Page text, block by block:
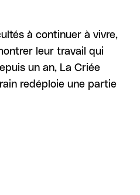
à continuer à vivre,
leur travail qui
un an, La Criée
redéploie une partie